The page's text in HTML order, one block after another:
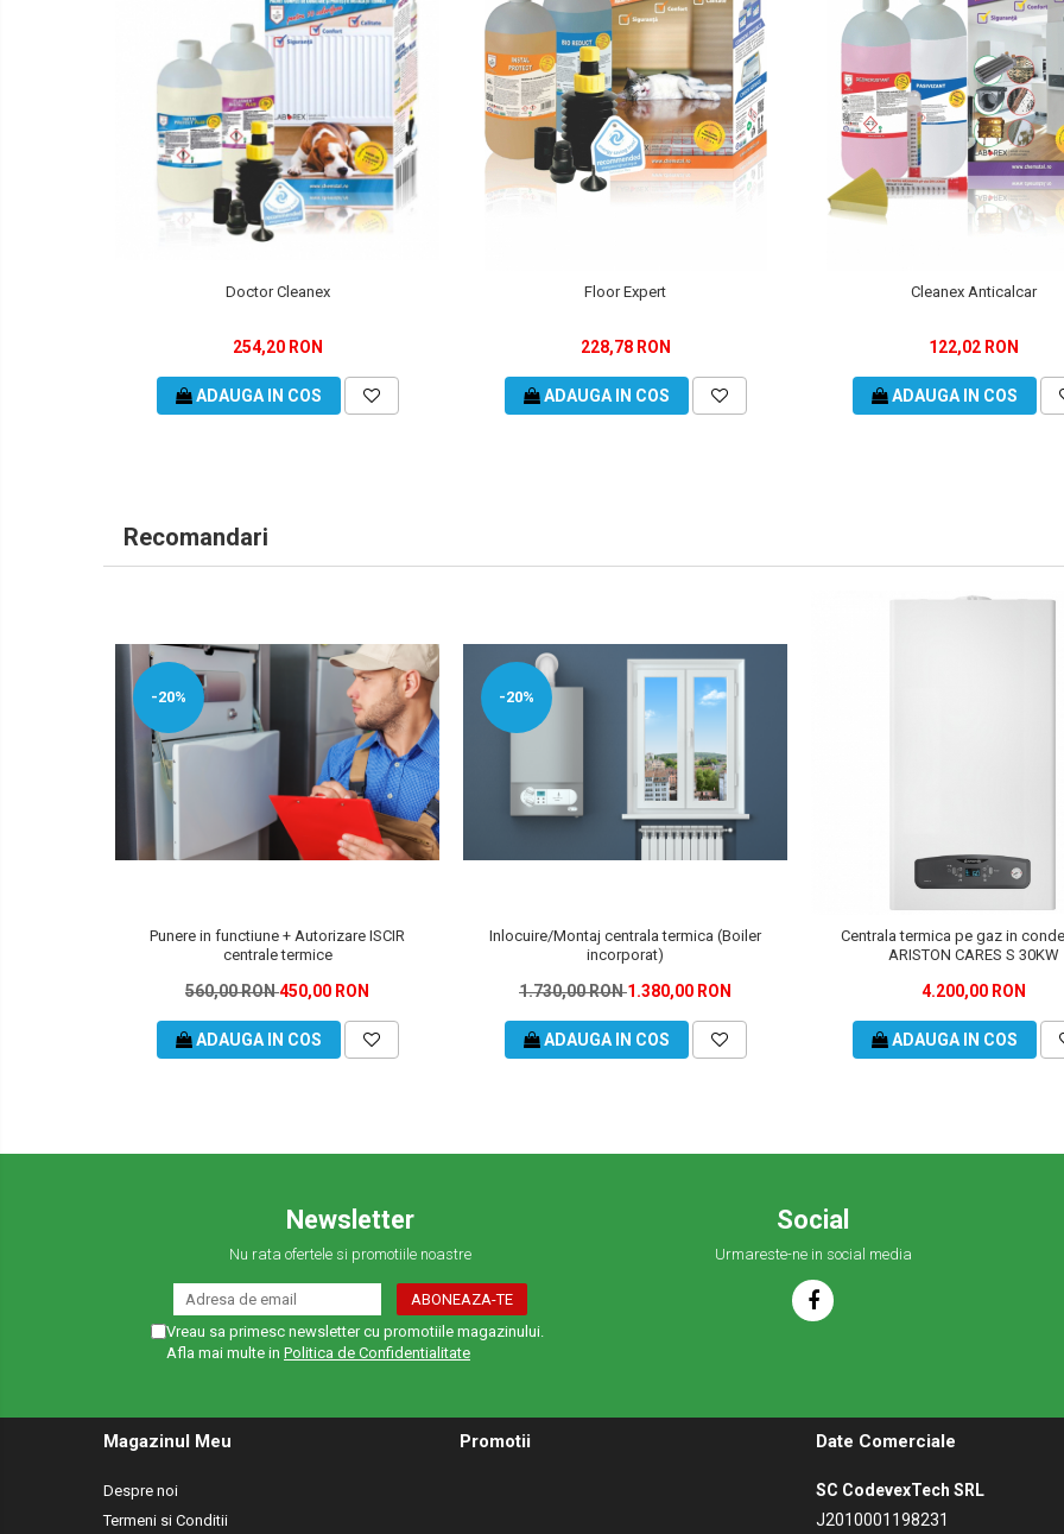
Doctor Cleanex
254,20 RON
ADAUGA IN COS
Floor Expert
228,78 RON
ADAUGA IN COS
Cleanex Anticalcar
122,02 RON
ADAUGA IN COS
Recomandari
-20%
Punere in functiune + Autorizare ISCIR
centrale termice
560,00 RON450,00 RON
ADAUGA IN COS
-20%
Inlocuire/Montaj centrala termica (Boiler
incorporat)
1.730,00 RON1.380,00 RON
ADAUGA IN COS
Centrala termica pe gaz in
ARISTON CARES S 30KW
4.200,00 RON
ADAUGA IN COS
Newsletter
Nu rata ofertele si promotiile noastre
Vreau sa primesc newsletter cu promotiile magazinului.
Afla mai multe in Politica de Confidentialitate
Social
Urmareste-ne in social media
Magazinul Meu
Despre noi
Termeni si Conditii
Promotii Date Comerciale
SC CodevexTech SRL
J2010001198231